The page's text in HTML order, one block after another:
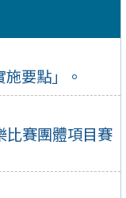
要點」。
比賽團體項目賽